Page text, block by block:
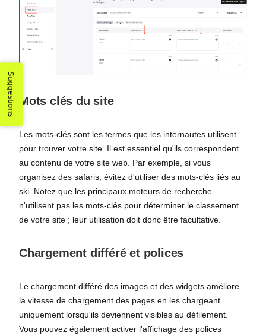
Mots clés du site
Les mots-clés sont les termes que les internautes utilisent
pour trouver votre site. Il est essentiel qu'ils correspondent
au contenu de votre site web. Par exemple, si vous
organisez des safaris, évitez d'utiliser des mots-clés liés au
ski. Notez que les principaux moteurs de recherche
n'utilisent pas les mots-clés pour déterminer le classement
de votre site ; leur utilisation doit donc être facultative.
Chargement différé et polices
Le chargement différé des images et des widgets améliore
la vitesse de chargement des pages en les chargeant
uniquement lorsqu'ils deviennent visibles au défilement.
Vous pouvez également activer l'affichage des polices
Suggestions